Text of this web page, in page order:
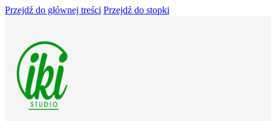
Przejdź do głównej treści Przejdź do stopki